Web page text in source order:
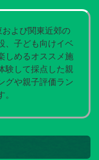
よび関東近郊の
、子ども向けイベ
しめるオススメ施
験して採点した親
グや親子評価ラン